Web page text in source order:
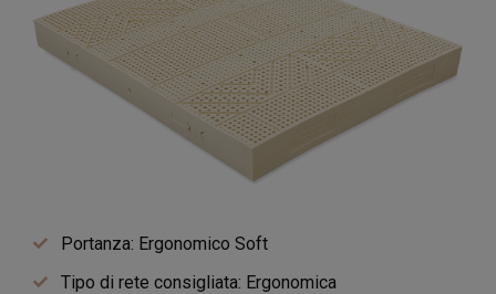
Portanza: Ergonomico Soft
Tipo di rete consigliata: Ergonomica